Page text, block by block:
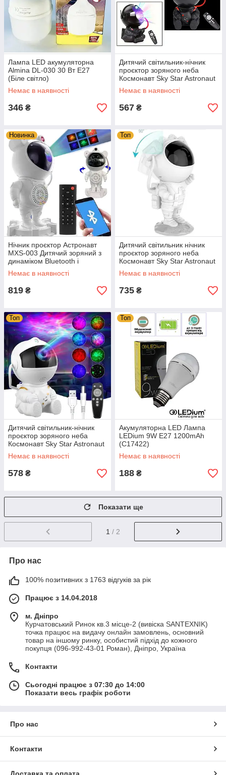
Лампа LED акумуляторна
Almina DL-030 30 Вт Е27
(Біле світло)
Немає в наявності
346 ₴
Дитячий світильник-нічник
проєктор зоряного неба
Космонавт Sky Star Astronaut
Lamp з пультом (чорний)
Немає в наявності
567 ₴
Новинка
Нічник проєктор Астронавт
MXS-003 Дитячий зоряний з
динаміком Bluetooth і
пультом ДК Білий
Немає в наявності
819 ₴
Топ
Дитячий світильник нічник
проєктор зоряного неба
Космонавт Sky Star Astronaut
Lamp з пультом і таймером
Немає в наявності
735 ₴
Топ
Дитячий світильник-нічник
проєктор зоряного неба
Космонавт Sky Star Astronaut
Lamp з пультом
Немає в наявності
578 ₴
Топ
Акумуляторна LED Лампа
LEDium 9W Е27 1200mAh
(С17422)
Немає в наявності
188 ₴
Показати ще
1 / 2
Про нас
100% позитивних з 1763 відгуків за рік
Працює з 14.04.2018
м. Дніпро
Курчатовський Ринок кв.3 місце-2 (вивіска SANTEXNIK)
точка працює на видачу онлайн замовлень, основний
товар на іншому ринку, особистий підхід до кожного
покупця (096-992-43-01 Роман), Дніпро, Україна
Контакти
Сьогодні працює з 07:30 до 14:00
Показати весь графік роботи
Про нас
Контакти